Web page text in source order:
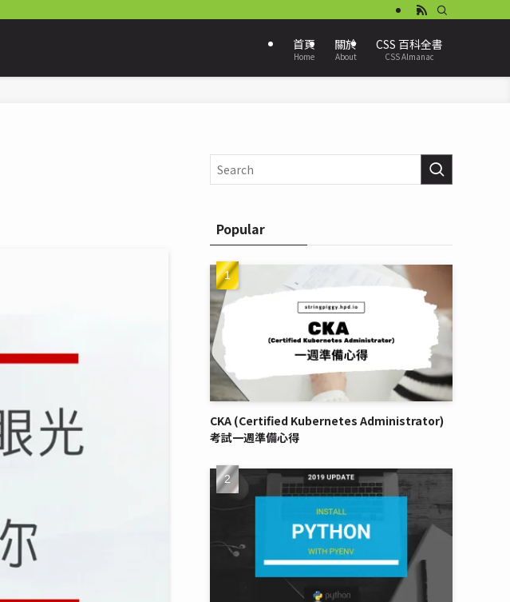
首頁
Home
關於
About
CSS 百科全書
CSS Almanac
Popular
CKA (Certified Kubernetes Administrator)
考試一週準備心得